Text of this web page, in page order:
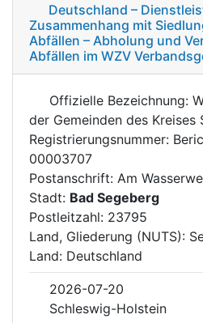
Deutschland –
Zusammenhang mit
Abfällen – Abholung und
Abfällen im WZV
Offizielle Bezeichnung:
der Gemeinden des Kreises
Registrierungsnummer:
00003707
Postanschrift: Am
Stadt: Bad Segeberg
Postleitzahl: 23795
Land, Gliederung (NUTS):
Land: Deutschland
2026-07-20
Schleswig-Holstein